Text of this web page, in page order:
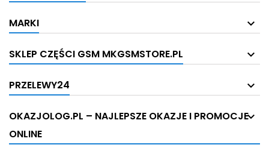
MARKI
SKLEP CZĘŚCI GSM MKGSMSTORE.PL
PRZELEWY24
OKAZJOLOG.PL – NAJLEPSZE OKAZJE I PROMOCJE
ONLINE